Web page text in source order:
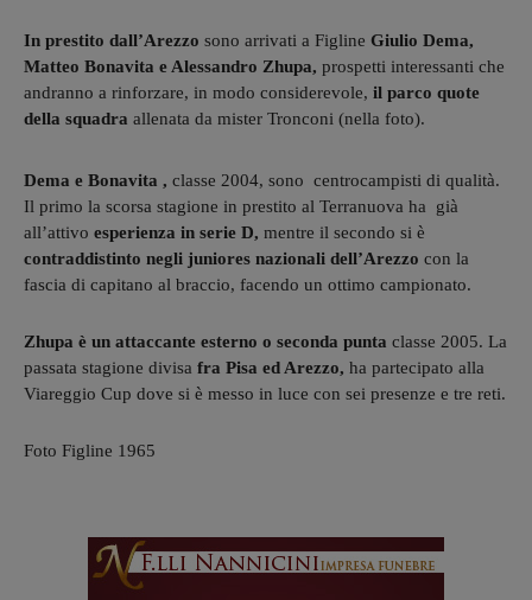
In prestito dall’Arezzo sono arrivati a Figline Giulio Dema,
Matteo Bonavita e Alessandro Zhupa, prospetti interessanti che
andranno a rinforzare, in modo considerevole, il parco quote
della squadra allenata da mister Tronconi (nella foto).
Dema e Bonavita , classe 2004, sono centrocampisti di qualità.
Il primo la scorsa stagione in prestito al Terranuova ha già
all’attivo esperienza in serie D, mentre il secondo si è
contraddistinto negli juniores nazionali dell’Arezzo con la
fascia di capitano al braccio, facendo un ottimo campionato.
Zhupa è un attaccante esterno o seconda punta classe 2005. La
passata stagione divisa fra Pisa ed Arezzo, ha partecipato alla
Viareggio Cup dove si è messo in luce con sei presenze e tre reti.
Foto Figline 1965